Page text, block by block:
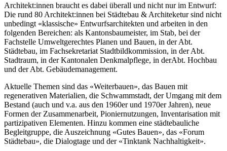
Architekt:innen braucht es dabei überall und nicht nur im Entwurf:
Die rund 80 Architekt:innen bei Städtebau & Architeketur sind nicht
unbedingt «klassische» Entwurfsarchitekten und arbeiten in den
folgenden Bereichen: als Kantonsbaumeister, im Stab, bei der
Fachstelle Umweltgerechtes Planen und Bauen, in der Abt.
Städtebau, im Fachsekretariat Stadtbildkommission, in der Abt.
Stadtraum, in der Kantonalen Denkmalpflege, in derAbt. Hochbau
und der Abt. Gebäudemanagement.
Aktuelle Themen sind das «Weiterbauen», das Bauen mit
regenerativen Materialien, die Schwammstadt, der Umgang mit dem
Bestand (auch und v.a. aus den 1960er und 1970er Jahren), neue
Formen der Zusammenarbeit, Pioniernutzungen, Inventarisation mit
partizipativen Elementen. Hinzu kommen eine städtebauliche
Begleitgruppe, die Auszeichnung «Gutes Bauen», das «Forum
Städtebau», die Dialogtage und der «Tinktank Nachhaltigkeit».